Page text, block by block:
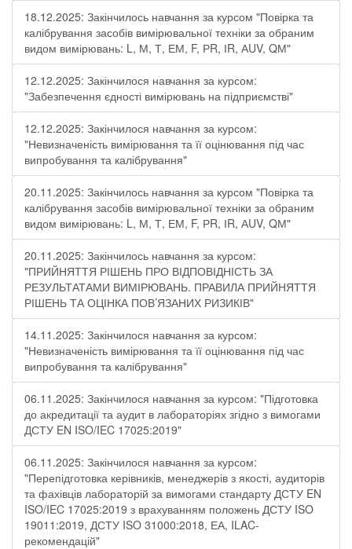
18.12.2025: Закінчилось навчання за курсом "Повірка та
калібрування засобів вимірювальної техніки за обраним
видом вимірювань: L, М, Т, ЕМ, F, РR, ІR, АUV, QМ"
12.12.2025: Закінчилося навчання за курсом:
"Забезпечення єдності вимірювань на підприємстві"
12.12.2025: Закінчилося навчання за курсом:
"Невизначеність вимірювання та її оцінювання під час
випробування та калібрування"
20.11.2025: Закінчилось навчання за курсом "Повірка та
калібрування засобів вимірювальної техніки за обраним
видом вимірювань: L, М, Т, ЕМ, F, РR, ІR, АUV, QМ"
20.11.2025: Закінчилось навчання за курсом:
"ПРИЙНЯТТЯ РІШЕНЬ ПРО ВІДПОВІДНІСТЬ ЗА
РЕЗУЛЬТАТАМИ ВИМІРЮВАНЬ. ПРАВИЛА ПРИЙНЯТТЯ
РІШЕНЬ ТА ОЦІНКА ПОВ’ЯЗАНИХ РИЗИКІВ"
14.11.2025: Закінчилося навчання за курсом:
"Невизначеність вимірювання та її оцінювання під час
випробування та калібрування"
06.11.2025: Закінчилося навчання за курсом: "Підготовка
до акредитації та аудит в лабораторіях згідно з вимогами
ДСТУ EN ISO/IEC 17025:2019"
06.11.2025: Закінчилося навчання за курсом:
"Перепідготовка керівників, менеджерів з якості, аудиторів
та фахівців лабораторій за вимогами стандарту ДСТУ EN
ISO/IEC 17025:2019 з врахуванням положень ДСТУ ISO
19011:2019, ДСТУ ISO 31000:2018, ЕА, ILAC-
рекомендацій"